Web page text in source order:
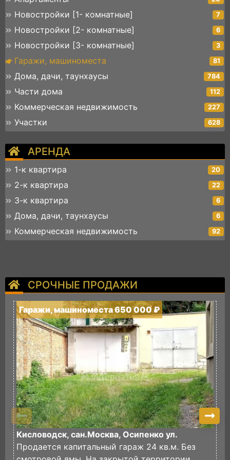
Новостройки [1- комнатные] 7
Новостройки [2- комнатные] 6
Новостройки [3- комнатные] 3
Гаражи, машиноместа 81
Дома, дачи, таунхаусы 784
Части дома 112
Коммерческая недвижимость 227
Участки 628
АРЕНДА
1-к квартира 20
2-к квартира 22
3-к квартира 6
Дома, дачи, таунхаусы 6
Коммерческая недвижимость 92
СРОЧНЫЕ ПРОДАЖИ
Гаражи, машиноместа 650 000 ₽
Кисловодск, сан.Москва, Осипенко ул.
Продается капитальный гараж 24 кв.м. Без